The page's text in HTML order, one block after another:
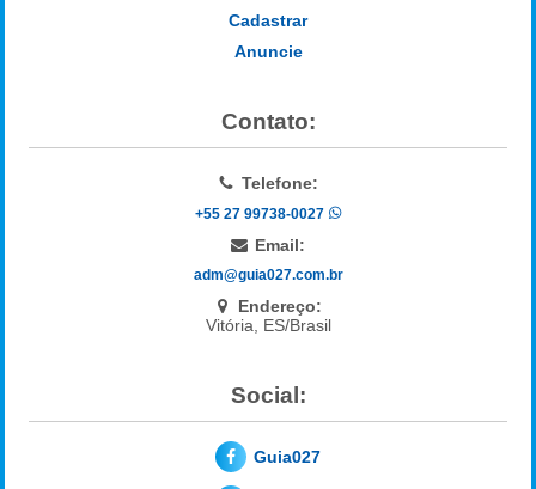
Cadastrar
Anuncie
Contato:
Telefone:
+55 27 99738-0027
Email:
adm@guia027.com.br
Endereço:
Vitória, ES/Brasil
Social:
Guia027